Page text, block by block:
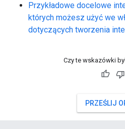
Przykładowe docelowe
których możesz użyć we
dotyczących tworzenia
Czy te wskazówki
PRZEŚLIJ